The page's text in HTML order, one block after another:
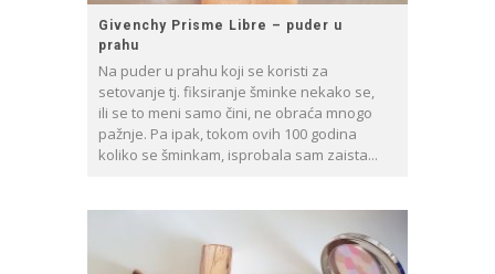
Givenchy Prisme Libre – puder u
prahu
Na puder u prahu koji se koristi za
setovanje tj. fiksiranje šminke nekako se,
ili se to meni samo čini, ne obraća mnogo
pažnje. Pa ipak, tokom ovih 100 godina
koliko se šminkam, isprobala sam zaista...